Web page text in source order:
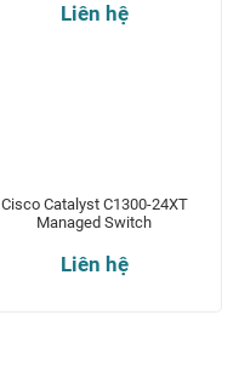
Liên hệ
Cisco Catalyst C1300-24XT
Managed Switch
Liên hệ